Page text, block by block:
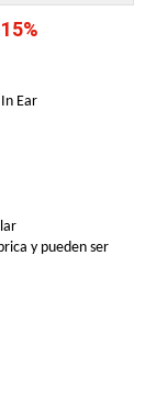
Ear
y pueden ser